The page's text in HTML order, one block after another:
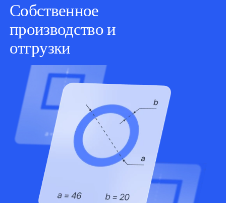
Собственное
производство и
отгрузки